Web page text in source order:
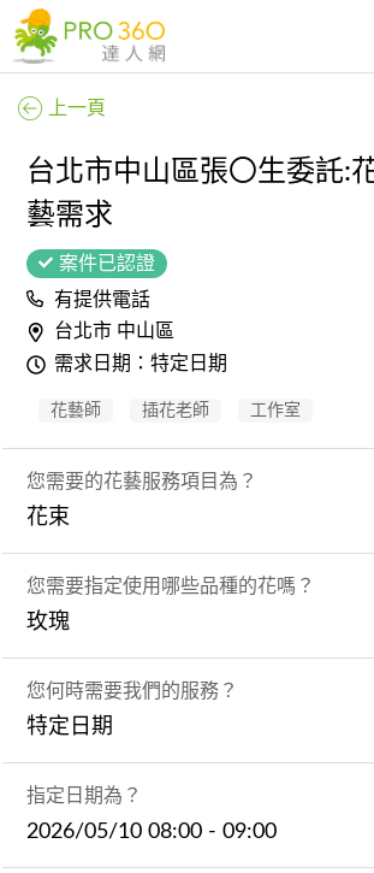
上一頁
台北市中山區張〇生委託:
藝需求
案件已認證
有提供電話
台北市 中山區
需求日期：特定日期
花藝師 插花老師 工作室
您需要的花藝服務項目為？
花束
您需要指定使用哪些品種的花嗎？
玫瑰
您何時需要我們的服務？
特定日期
指定日期為？
2026/05/10 08:00 - 09:00